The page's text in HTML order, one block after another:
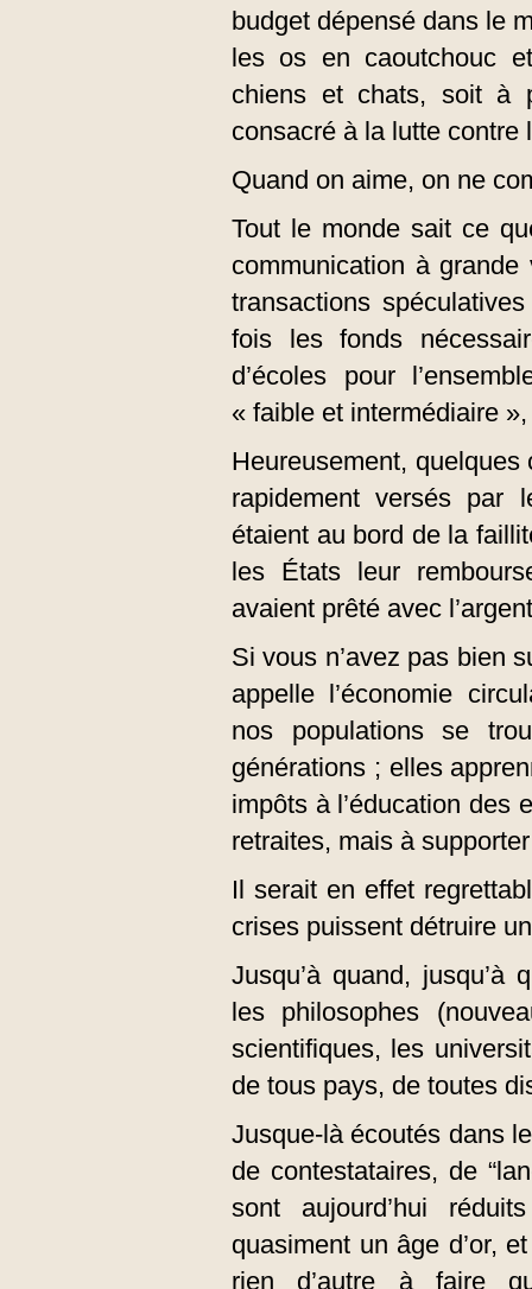
budget dépensé dans le
les os en caoutchouc
chiens et chats, soit à
consacré à la lutte contre
Quand on aime, on ne
Tout le monde sait ce
communication à
transactions
fois les fonds
d’écoles pour
« faible et intermédiaire
Heureusement, quelques
rapidement versés par
étaient au bord de la
les États leur
avaient prêté avec
Si vous n’avez pas bien
appelle l’économie
nos populations se
générations ; elles
impôts à l’éducation des
retraites, mais à
Il serait en effet
crises puissent détruire
Jusqu’à quand,
les philosophes
scientifiques, les
de tous pays, de toutes
Jusque-là écoutés dans
de contestataires, de
sont aujourd’hui
quasiment un âge d’or,
rien d’autre à faire